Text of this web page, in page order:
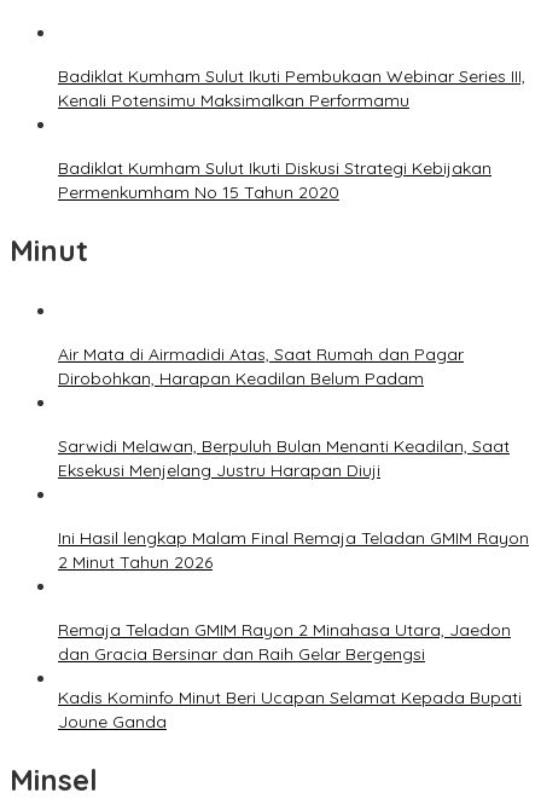
Badiklat Kumham Sulut Ikuti Pembukaan Webinar Series III,
Kenali Potensimu Maksimalkan Performamu
Badiklat Kumham Sulut Ikuti Diskusi Strategi Kebijakan
Permenkumham No 15 Tahun 2020
Minut
Air Mata di Airmadidi Atas, Saat Rumah dan Pagar
Dirobohkan, Harapan Keadilan Belum Padam
Sarwidi Melawan, Berpuluh Bulan Menanti Keadilan, Saat
Eksekusi Menjelang Justru Harapan Diuji
Ini Hasil lengkap Malam Final Remaja Teladan GMIM Rayon
2 Minut Tahun 2026
Remaja Teladan GMIM Rayon 2 Minahasa Utara, Jaedon
dan Gracia Bersinar dan Raih Gelar Bergengsi
Kadis Kominfo Minut Beri Ucapan Selamat Kepada Bupati
Joune Ganda
Minsel